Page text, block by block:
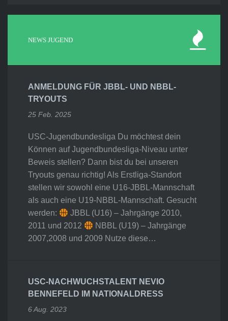
NEWS JUGEND
ANMELDUNG FÜR JBBL- UND NBBL-
TRYOUTS
25 Feb. 2025
USC-Jugendbundesliga Du möchtest dein
Können auf Jugendbundesliga-Niveau unter
Beweis stellen? Dann bist du bei unseren
Tryouts genau richtig! Als Erstliga-Standort
stellen wir sowohl eine U16-JBBL-Mannschaft
als auch eine U19-NBBL-Mannschaft. Gesucht
werden:
JBBL (U16) – Jahrgänge 2010,
2011 und 2012
NBBL (U19) – Jahrgänge
2007,2008 und 2009 Nutze diese…
USC-NACHWUCHSTALENT NEVIO
BENNEFELD IM NATIONALDRESS
6 Aug. 2023